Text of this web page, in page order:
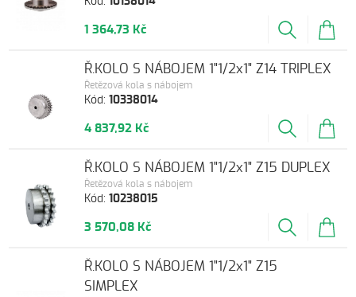
1 364,73 Kč
Kód:10338014
Řetězová kola s nábojem
Ř.KOLO S NÁBOJEM 1"1/2x1" Z14 TRIPLEX
4 837,92 Kč
Kód:10238015
Řetězová kola s nábojem
Ř.KOLO S NÁBOJEM 1"1/2x1" Z15 DUPLEX
3 570,08 Kč
Ř.KOLO S NÁBOJEM 1"1/2x1" Z15
SIMPLEX